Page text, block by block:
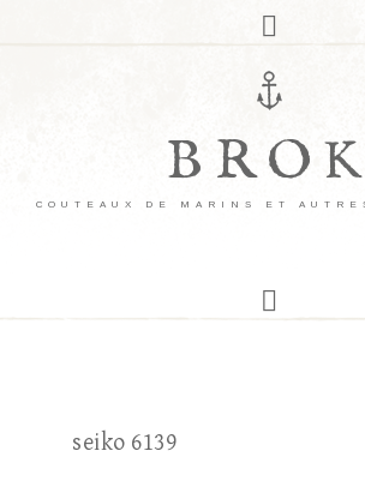
BROK
COUTEAUX DE MARINS ET
seiko 6139